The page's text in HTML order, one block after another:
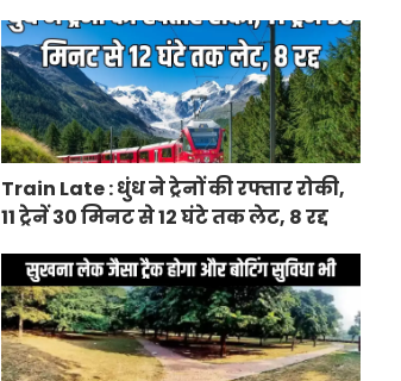
Train Late : धुंध ने ट्रेनों की रफ्तार रोकी,
11 ट्रेनें 30 मिनट से 12 घंटे तक लेट, 8 रद्द